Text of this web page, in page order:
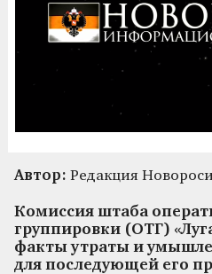
Автор: Редакция
Комиссия штаба
группировки (ОТГ)
факты утраты и
для последующей его